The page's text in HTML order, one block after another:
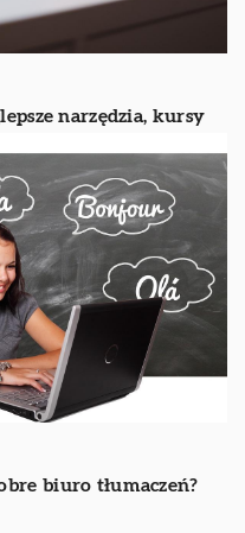
narzędzia, kursy
biuro tłumaczeń?